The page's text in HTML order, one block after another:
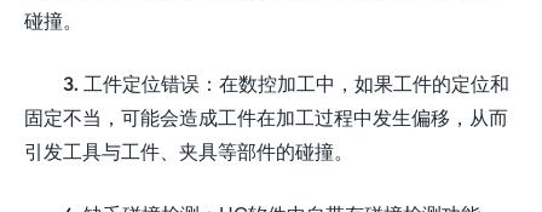
碰撞。
3. 工件定位错误：在数控加工中，如果工件的定位和
固定不当，可能会造成工件在加工过程中发生偏移，从而
引发工具与工件、夹具等部件的碰撞。